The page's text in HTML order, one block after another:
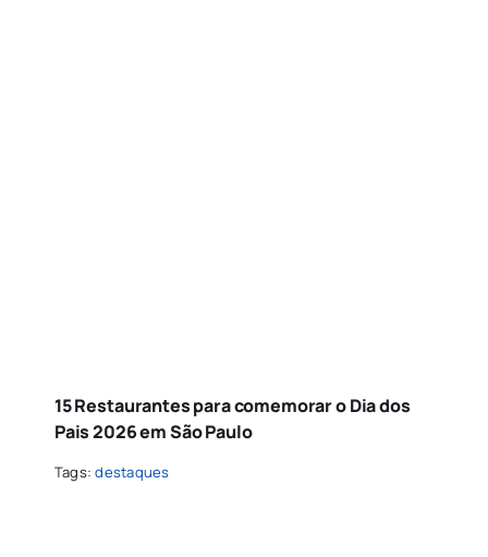
15 Restaurantes para comemorar o Dia dos
Pais 2026 em São Paulo
Tags:destaques